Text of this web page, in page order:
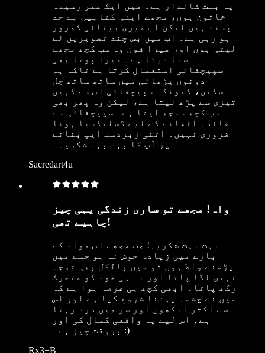
یہ بہت شاندار ہے۔ میں ایک عمر رسیدہ
خاتون ہوں، مجھے اپنی کتابیں بے حد
پسند ہیں لیکن اب میری بینائی کمزور
ہو رہی ہے۔ اب میں بس چند تصویریں لے
لیتی ہوں اور میرا فون وہ سب کچھ مجھے
سنا دیتا ہے۔ میرا پوتا بھی
سپیچفائی استعمال کرتا ہے تاکہ ہم
دونوں پڑھائی میں ساتھ ساتھ چل
سکیں، کیونکہ سپیچفائی اس سے کہیں
تیزی سے پڑھ لیتا ہے، لیکن وہ پھر بھی
سب کچھ سمجھ لیتا ہے۔ سپیچفائی سے
فائدہ اٹھانے کے لیے ڈسلیکسیا ہونا
ضروری نہیں۔ اتنی زبردست ایپ بنانے
پر آپ کا بہت بہت شکریہ۔
Sacredart4u
واہ! مجھے تو ساری زندگی یہی چیز
چاہیے تھی!
بہت بہت شکریہ! جب مجھے اس مواد کے
بارے میں زیادہ جوش نہ ہو جسے میں
پڑھنے والا ہوں تو میں بالکل بھی توجہ
نہیں لگا پاتا اور نہ ہی خود کو متحرک
رکھ پاتا۔ ابھی کچھ ہی عرصہ ہوا ہے کہ
میں نے چشمہ پہننا شروع کیا ہے اور اس
سے اکثر آنکھوں اور سر میں درد رہتا
ہے، اس لیے یہ واقعی کمال کی اور
بروقت چیز ہے۔ :)
Rx3+B